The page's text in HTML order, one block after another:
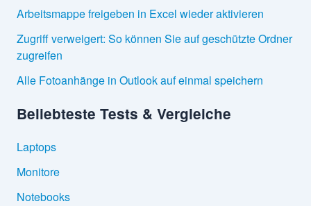
Arbeitsmappe freigeben in Excel wieder aktivieren
Zugriff verweigert: So können Sie auf geschützte Ordner
zugreifen
Alle Fotoanhänge in Outlook auf einmal speichern
Beliebteste Tests & Vergleiche
Laptops
Monitore
Notebooks